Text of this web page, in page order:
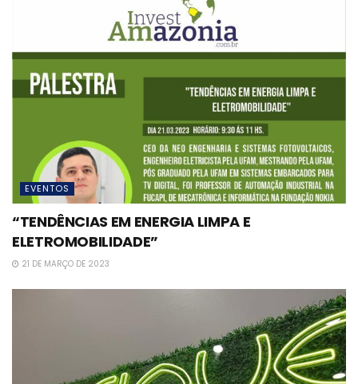
EVENTOS
“TENDÊNCIAS EM ENERGIA LIMPA E
ELETROMOBILIDADE”
21 DE MARÇO DE 2023